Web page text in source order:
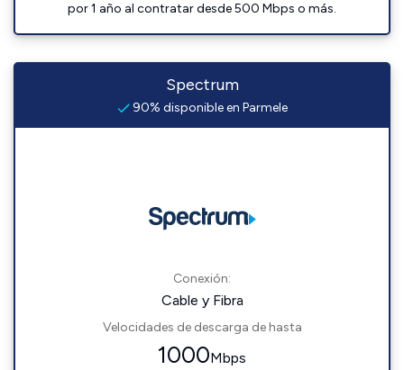
por 1 año al contratar desde 500 Mbps o más.
Spectrum
90% disponible en Parmele
Conexión:
Cable y Fibra
Velocidades de descarga de hasta
1000Mbps